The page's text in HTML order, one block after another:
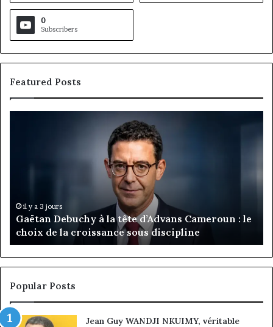
0
Subscribers
Featured Posts
passe
de
l’expérience
client
à
la
conquête
marché
des
MTN Business : Marie-Rose Daya Tchangoum
passe de l’expérience client à la conquête du
marché des entreprises
Popular Posts
Jean Guy WANDJI NKUIMY, véritable